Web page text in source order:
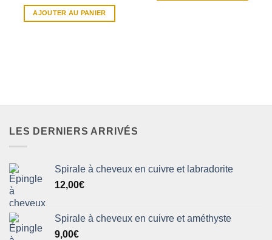
AJOUTER AU PANIER
LES DERNIERS ARRIVÉS
Spirale à cheveux en cuivre et labradorite
12,00€
Spirale à cheveux en cuivre et améthyste
9,00€